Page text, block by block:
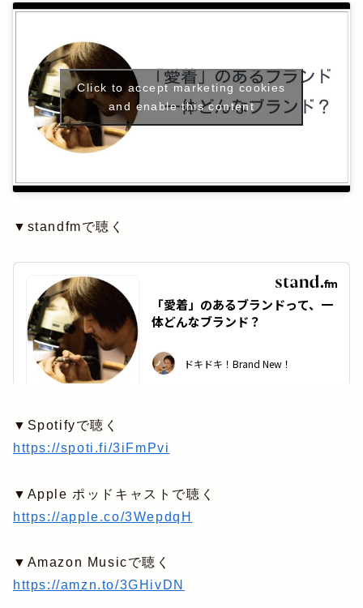
Click to accept marketing cookies
and enable this content
▼standfmで聴く
▼Spotifyで聴く
https://spoti.fi/3iFmPvi
▼Apple ポッドキャストで聴く
https://apple.co/3WepdqH
▼Amazon Musicで聴く
https://amzn.to/3GHivDN